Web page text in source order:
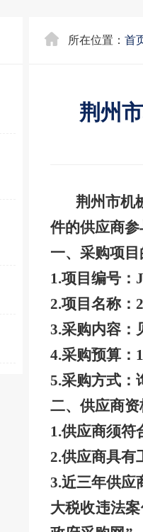
所在位置： 首
荆州
荆州市机
件的供应商
一、采购项
1.项目编号：
2.项目名称：
3.采购内容：
4.采购预算：
5.采购方式：
二、供应商
1.供应商须符
2.供应商具有
3.近三年供应
大税收违法